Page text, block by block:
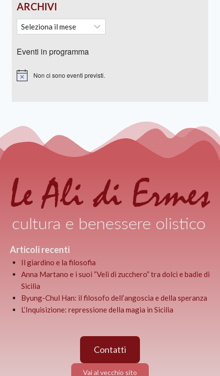
ARCHIVI
Eventi in programma
Notice Non ci sono eventi previsti.
Articoli recenti
Il giardino e la filosofia
Anna Martano e i suoi “Veli di zucchero” tra dolci e badie di
Sicilia
Byung-Chul Han: il filosofo dell’angoscia e della speranza
L’Inquisizione: repressione della magia in Sicilia
Contatti
Vai al vecchio sito